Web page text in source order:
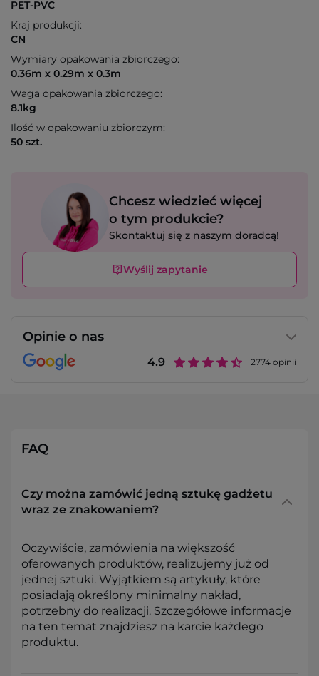
PET-PVC
Kraj produkcji:
CN
Wymiary opakowania zbiorczego:
0.36m x 0.29m x 0.3m
Waga opakowania zbiorczego:
8.1kg
Ilość w opakowaniu zbiorczym:
50 szt.
Chcesz wiedzieć więcej
o tym produkcie?
Skontaktuj się z naszym doradcą!
Wyślij zapytanie
Opinie o nas
4.9 2774 opinii
FAQ
Czy można zamówić jedną sztukę gadżetu
wraz ze znakowaniem?
Oczywiście, zamówienia na większość
oferowanych produktów, realizujemy już od
jednej sztuki. Wyjątkiem są artykuły, które
posiadają określony minimalny nakład,
potrzebny do realizacji. Szczegółowe informacje
na ten temat znajdziesz na karcie każdego
produktu.